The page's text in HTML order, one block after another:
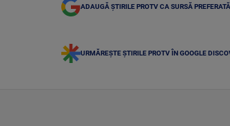
ADAUGĂ ȘTIRILE PROTV CA SURSĂ PREFERATĂ
URMĂREȘTE ȘTIRILE PROTV ÎN GOOGLE